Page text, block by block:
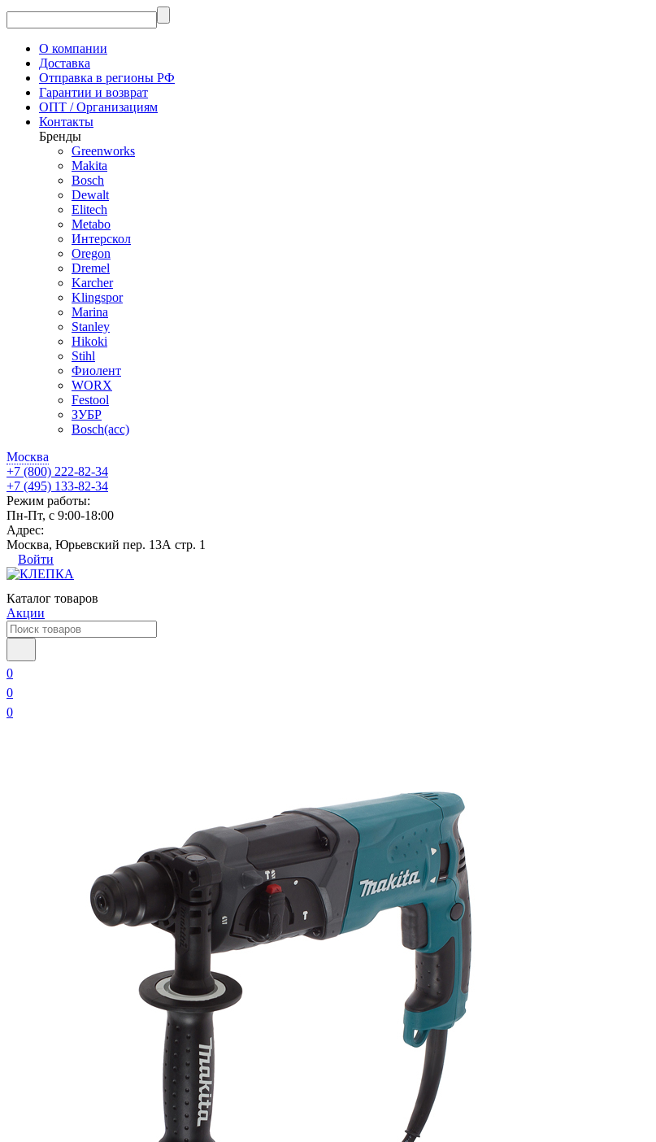
О компании
Доставка
Отправка в регионы РФ
Гарантии и возврат
ОПТ / Организациям
Контакты
Бренды
Greenworks
Makita
Bosch
Dewalt
Elitech
Metabo
Интерскол
Oregon
Dremel
Karcher
Klingspor
Marina
Stanley
Hikoki
Stihl
Фиолент
WORX
Festool
ЗУБР
Bosch(acc)
Москва
+7 (800) 222-82-34
+7 (495) 133-82-34
Режим работы:
Пн-Пт, с 9:00-18:00
Адрес:
Москва, Юрьевский пер. 13А стр. 1
Войти
Каталог товаров
Акции
0
0
0